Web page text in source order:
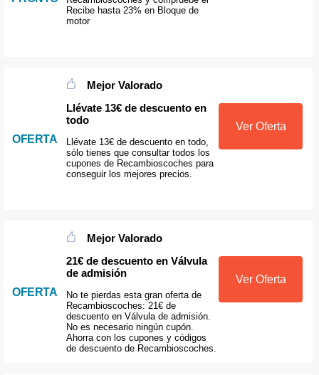
Recibe hasta 23% en Bloque de
motor
OFERTA
Mejor Valorado
Llévate 13€ de descuento en
todo
Llévate 13€ de descuento en todo,
sólo tienes que consultar todos los
cupones de Recambioscoches para
conseguir los mejores precios.
Ver Oferta
OFERTA
Mejor Valorado
21€ de descuento en Válvula
de admisión
No te pierdas esta gran oferta de
Recambioscoches: 21€ de
descuento en Válvula de admisión.
No es necesario ningún cupón.
Ahorra con los cupones y códigos
de descuento de Recambioscoches.
Ver Oferta